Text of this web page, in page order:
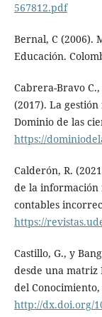
567812.pdf
Bernal, C (2006).
Educación.
Cabrera-Bravo
(2017). La
Dominio de las
https://
Calderón, R.
de la información
contables
https://
Castillo, G., y
desde una matriz
del Conocimiento,
http://dx.doi.org/